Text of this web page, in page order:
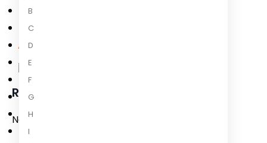
B
C
D
E
F
G
H
I
About the Author
Rika du Plessis
No biography available for this author.